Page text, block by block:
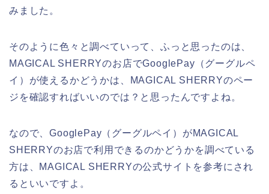
みました。
そのように色々と調べていって、ふっと思ったのは、
MAGICAL SHERRYのお店でGooglePay（グーグルペ
イ）が使えるかどうかは、MAGICAL SHERRYのペー
ジを確認すればいいのでは？と思ったんですよね。
なので、GooglePay（グーグルペイ）がMAGICAL
SHERRYのお店で利用できるのかどうかを調べている
方は、MAGICAL SHERRYの公式サイトを参考にされ
るといいですよ。